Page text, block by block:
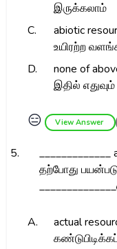
இருக்கலாம்
C.
abiotic
உயிரற்ற
D.
none of
இதில்
😑 View Answer
5.
தற்போது
A.
actual